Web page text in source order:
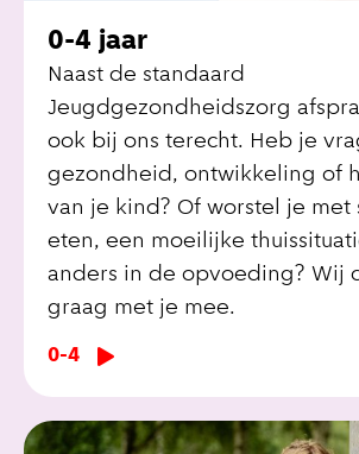
0-4 jaar
Naast de standaard
Jeugdgezondheidszorg
ook bij ons terecht. Heb je
gezondheid, ontwikkeling of
van je kind? Of worstel je met
eten, een moeilijke
anders in de opvoeding? Wij
graag met je mee.
0-4